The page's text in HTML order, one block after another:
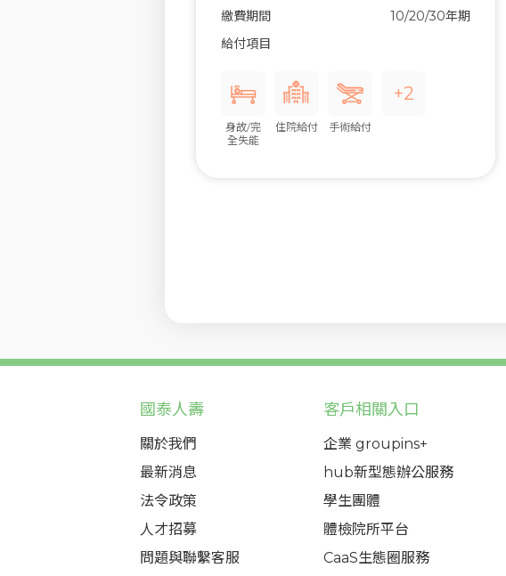
繳費期間
10/20/30年期
給付項目
身故/完
全失能
住院給付 手術給付
+2
國泰人壽
關於我們
最新消息
法令政策
人才招募
問題與聯繫客服
客戶相關入口
企業 groupins+
hub新型態辦公服務
學生團體
體檢院所平台
CaaS生態圈服務